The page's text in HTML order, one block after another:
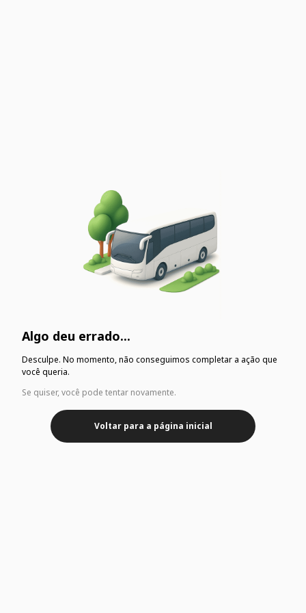
Algo deu errado...
Desculpe. No momento, não conseguimos completar a ação que
você queria.
Se quiser, você pode tentar novamente.
Voltar para a página inicial